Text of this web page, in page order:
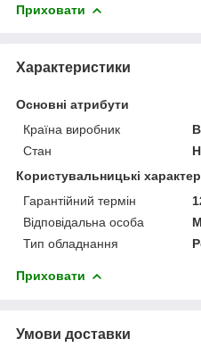
Приховати
Характеристики
Основні атрибути
Країна виробник
Стан
Користувальницькі
Гарантійний термін
Відповідальна особа
Тип обладнання
Приховати
Умови доставки